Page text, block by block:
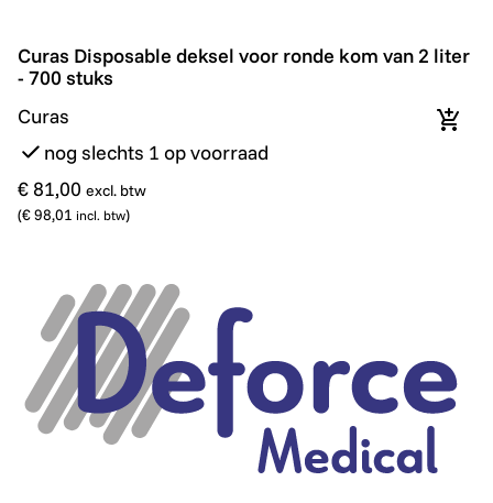
Curas Disposable deksel voor ronde kom van 2 liter -
Curas Disposable deksel voor ronde kom van 2 liter
- 700 stuks
Curas
nog slechts 1 op voorraad
€ 81,00 excl. btw
(€ 98,01 incl. btw)
In